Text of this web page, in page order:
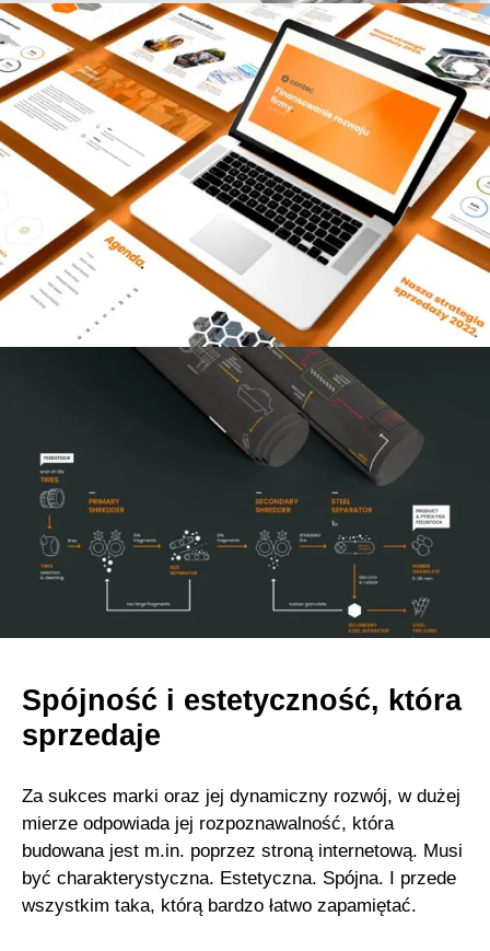
Spójność i estetyczność, która
sprzedaje
Za sukces marki oraz jej dynamiczny rozwój, w dużej
mierze odpowiada jej rozpoznawalność, która
budowana jest m.in. poprzez stroną internetową. Musi
być charakterystyczna. Estetyczna. Spójna. I przede
wszystkim taka, którą bardzo łatwo zapamiętać.